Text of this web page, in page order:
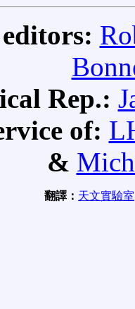
Rep.:
of:
&
翻譯： 天文實驗室